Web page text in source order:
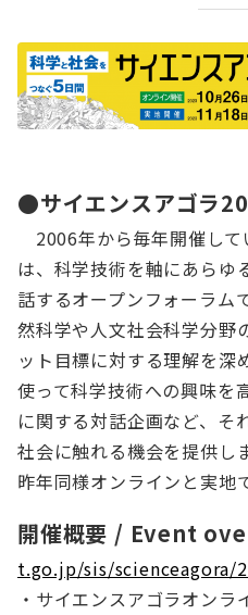
●サイエンスアゴラ
2006年から毎年開催して
は、科学技術を軸にあらゆ
話するオープンフォーラム
然科学や人文社会科学分野
ット目標に対する理解を深
使って科学技術への興味を
に関する対話企画など、そ
社会に触れる機会を提供しま
昨年同様オンラインと実地
開催概要 / Event
t.go.jp/sis/scienceagora/
・サイエンスアゴラオン